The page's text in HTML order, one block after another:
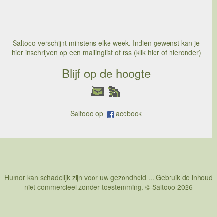
langer duren dan een kwartier en wales kwam eerst
gelijk om dan op voorsproingte geraken.In plaats van
gelijk te maken kregen ze op het einde zelfds nog een
doelpunt tegen en de fiere generatie mocht afdruipen,
de prestatie teleurstellend en de schaamte nabij
Saltooo verschijnt minstens elke week. Indien gewenst kan je
hier inschrijven op een mailinglist of rss (klik hier of hieronder)
Blijf op de hoogte
Saltooo op acebook
Humor kan schadelijk zijn voor uw gezondheid ... Gebruik de inhoud
niet commercieel zonder toestemming. © Saltooo 2026